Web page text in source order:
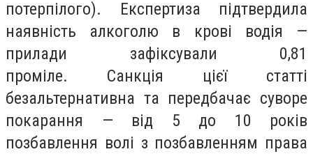
потерпілого). Експертиза підтвердила
наявність алкоголю в крові водія —
прилади зафіксували 0,81
проміле. Санкція цієї статті
безальтернативна та передбачає суворе
покарання — від 5 до 10 років
позбавлення волі з позбавленням права